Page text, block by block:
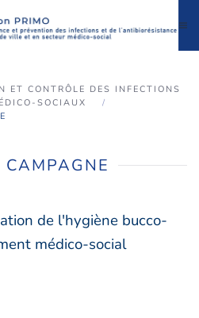
ET CONTRÔLE DES INFECTIONS
SOCIAUX
CAMPAGNE
de l'hygiène bucco-
médico-social